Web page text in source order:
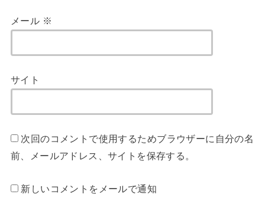
メール ※
サイト
次回のコメントで使用するためブラウザーに自分の名
前、メールアドレス、サイトを保存する。
新しいコメントをメールで通知